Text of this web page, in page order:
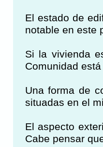
El estado de
notable en este
Si la vivienda
Comunidad
Una forma de
situadas en el
El aspecto
Cabe pensar